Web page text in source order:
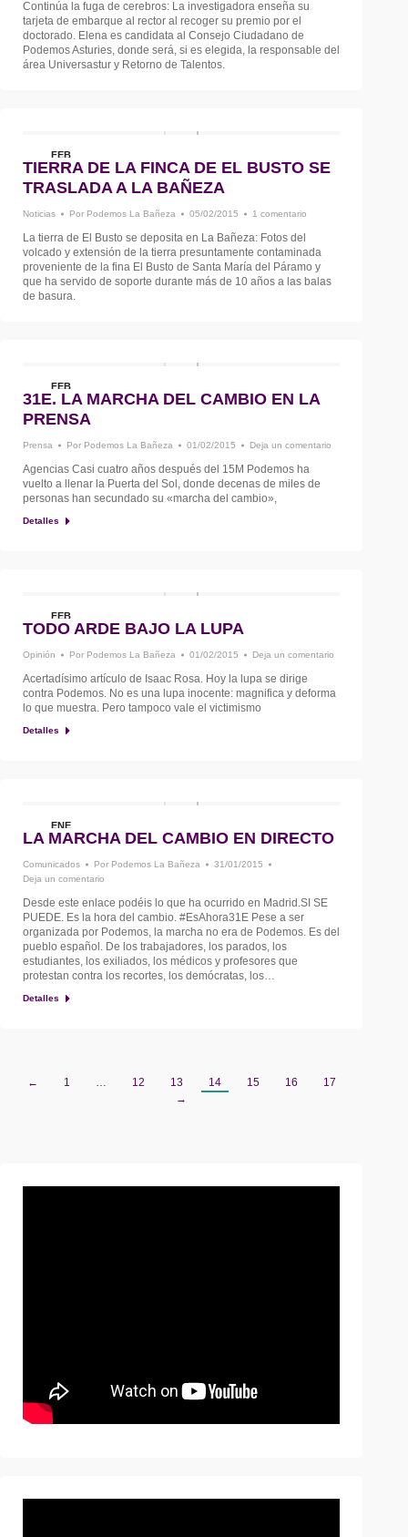
Continúa la fuga de cerebros: La investigadora enseña su
tarjeta de embarque al rector al recoger su premio por el
doctorado. Elena es candidata al Consejo Ciudadano de
Podemos Asturies, donde será, si es elegida, la responsable del
área Universastur y Retorno de Talentos.
FEB
5
TIERRA DE LA FINCA DE EL BUSTO SE
TRASLADA A LA BAÑEZA
Noticias Por Podemos La Bañeza 05/02/2015 1 comentario
La tierra de El Busto se deposita en La Bañeza: Fotos del
volcado y extensión de la tierra presuntamente contaminada
proveniente de la fina El Busto de Santa María del Páramo y
que ha servido de soporte durante más de 10 años a las balas
de basura.
FEB
1
31E. LA MARCHA DEL CAMBIO EN LA
PRENSA
Prensa Por Podemos La Bañeza 01/02/2015 Deja un comentario
Agencias Casi cuatro años después del 15M Podemos ha
vuelto a llenar la Puerta del Sol, donde decenas de miles de
personas han secundado su «marcha del cambio»,
Detalles
FEB
1
TODO ARDE BAJO LA LUPA
Opinión Por Podemos La Bañeza 01/02/2015 Deja un comentario
Acertadísimo artículo de Isaac Rosa. Hoy la lupa se dirige
contra Podemos. No es una lupa inocente: magnifica y deforma
lo que muestra. Pero tampoco vale el victimismo
Detalles
ENE
31
LA MARCHA DEL CAMBIO EN DIRECTO
Comunicados Por Podemos La Bañeza
31/01/2015
Deja un comentario
Desde este enlace podéis lo que ha ocurrido en Madrid.SI SE
PUEDE. Es la hora del cambio. ‪#‎EsAhora31E Pese a ser
organizada por Podemos, la marcha no era de Podemos. Es del
pueblo español. De los trabajadores, los parados, los
estudiantes, los exiliados, los médicos y profesores que
protestan contra los recortes, los demócratas, los…
Detalles
← 1 … 12 13 14 15 16
17
→